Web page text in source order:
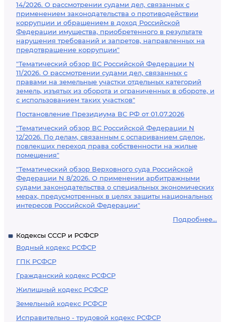
14/2026. О рассмотрении судами дел, связанных с
применением законодательства о противодействии
коррупции и обращением в доход Российской
Федерации имущества, приобретенного в результате
нарушения требований и запретов, направленных на
предотвращение коррупции"
"Тематический обзор ВС Российской Федерации N
11/2026. О рассмотрении судами дел, связанных с
правами на земельные участки отдельных категорий
земель, изъятых из оборота и ограниченных в обороте, и
с использованием таких участков"
Постановление Президиума ВС РФ от 01.07.2026
"Тематический обзор ВС Российской Федерации N
12/2026. По делам, связанным с оспариванием сделок,
повлекших переход права собственности на жилые
помещения"
"Тематический обзор Верховного суда Российской
Федерации N 8/2026. О применении арбитражными
судами законодательства о специальных экономических
мерах, предусмотренных в целях защиты национальных
интересов Российской Федерации"
Подробнее...
Кодексы СССР и РСФСР
Водный кодекс РСФСР
ГПК РСФСР
Гражданский кодекс РСФСР
Жилищный кодекс РСФСР
Земельный кодекс РСФСР
Исправительно - трудовой кодекс РСФСР